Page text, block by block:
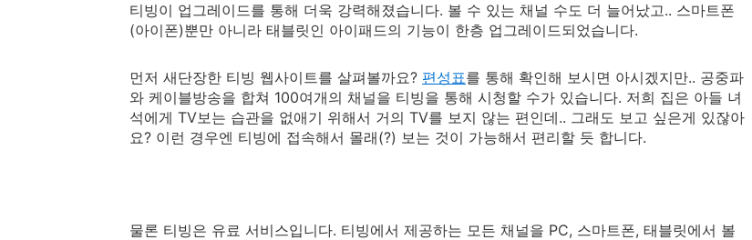
티빙이 업그레이드를 통해 더욱 강력해졌습니다. 볼 수 있는 채널 수도 더 늘어났고.. 스마트폰
(아이폰)뿐만 아니라 태블릿인 아이패드의 기능이 한층 업그레이드되었습니다.
먼저 새단장한 티빙 웹사이트를 살펴볼까요? 편성표를 통해 확인해 보시면 아시겠지만.. 공중파
와 케이블방송을 합쳐 100여개의 채널을 티빙을 통해 시청할 수가 있습니다. 저희 집은 아들 녀
석에게 TV보는 습관을 없애기 위해서 거의 TV를 보지 않는 편인데.. 그래도 보고 싶은게 있잖아
요? 이런 경우엔 티빙에 접속해서 몰래(?) 보는 것이 가능해서 편리할 듯 합니다.
물론 티빙은 유료 서비스입니다. 티빙에서 제공하는 모든 채널을 PC, 스마트폰, 태블릿에서 볼